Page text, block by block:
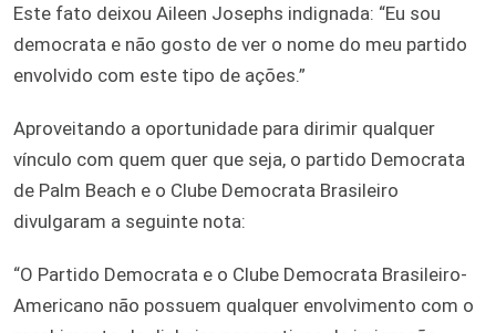
Este fato deixou Aileen Josephs indignada: “Eu sou
democrata e não gosto de ver o nome do meu partido
envolvido com este tipo de ações.”
Aproveitando a oportunidade para dirimir qualquer
vínculo com quem quer que seja, o partido Democrata
de Palm Beach e o Clube Democrata Brasileiro
divulgaram a seguinte nota:
“O Partido Democrata e o Clube Democrata Brasileiro-
Americano não possuem qualquer envolvimento com o